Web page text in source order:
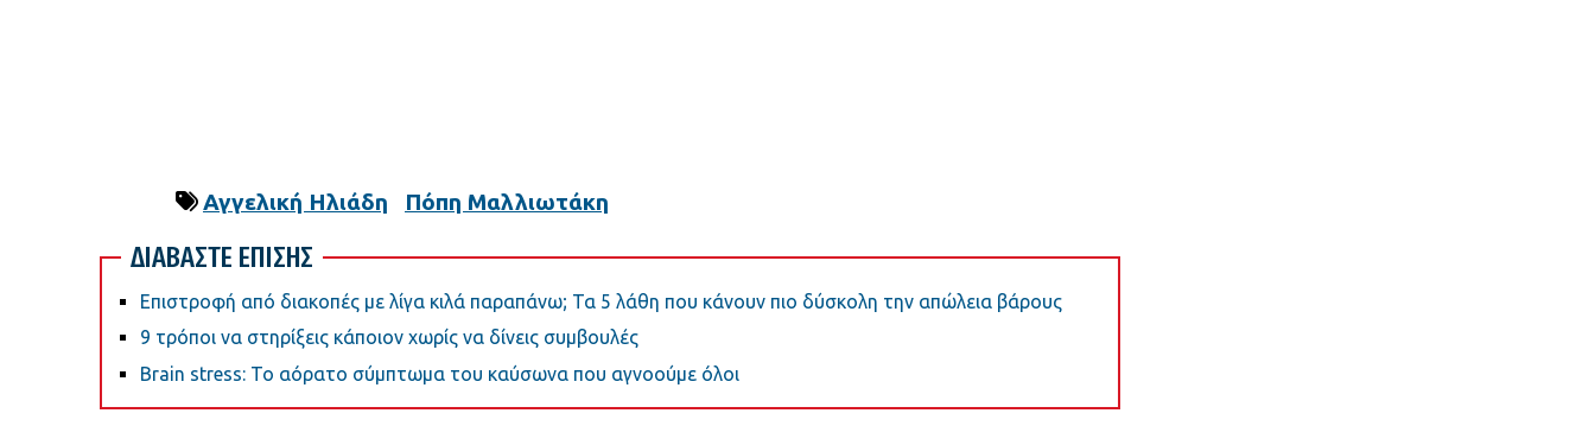
Αγγελική Ηλιάδη Πόπη Μαλλιωτάκη
ΔΙΑΒΑΣΤΕ ΕΠΙΣΗΣ
Επιστροφή από διακοπές με λίγα κιλά παραπάνω; Τα 5 λάθη που κάνουν πιο δύσκολη την απώλεια βάρους
9 τρόποι να στηρίξεις κάποιον χωρίς να δίνεις συμβουλές
Brain stress: Το αόρατο σύμπτωμα του καύσωνα που αγνοούμε όλοι